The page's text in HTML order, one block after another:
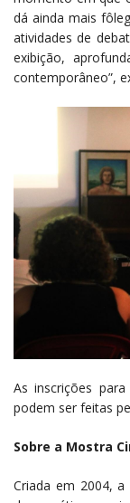
dá ainda mais
atividades de
exibição,
contemporâneo”,
As inscrições
podem ser feitas
Sobre a Mostra
Criada em 2004,